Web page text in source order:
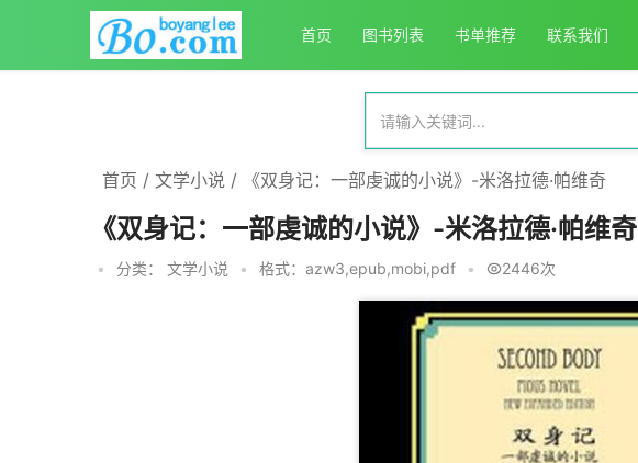
首页 图书列表 书单推荐 联系我们
首页 / 文学小说 / 《双身记：一部虔诚的小说》-米洛拉德·帕维奇
《双身记：一部虔诚的小说》-米洛拉德·帕维奇
• 分类： 文学小说 • 格式：azw3,epub,mobi,pdf • 2446次